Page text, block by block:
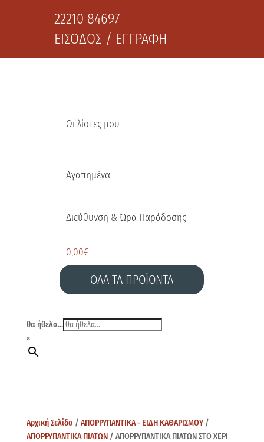
22210 84697
ΕΙΣΟΔΟΣ / ΕΓΓΡΑΦΗ
Οι λίστες μου
Αγαπημένα
Διεύθυνση & Ώρα Παράδοσης
0,00€
ΟΛΑ ΤΑ ΠΡΟΪΟΝΤΑ
θα ήθελα...
×
Αρχική Σελίδα / ΑΠΟΡΡΥΠΑΝΤΙΚΑ - ΕΙΔΗ ΚΑΘΑΡΙΣΜΟΥ/
ΑΠΟΡΡΥΠΑΝΤΙΚΑ ΠΙΑΤΩΝ/ ΑΠΟΡΡΥΠΑΝΤΙΚΑ ΠΙΑΤΩΝ ΣΤΟ ΧΕΡΙ